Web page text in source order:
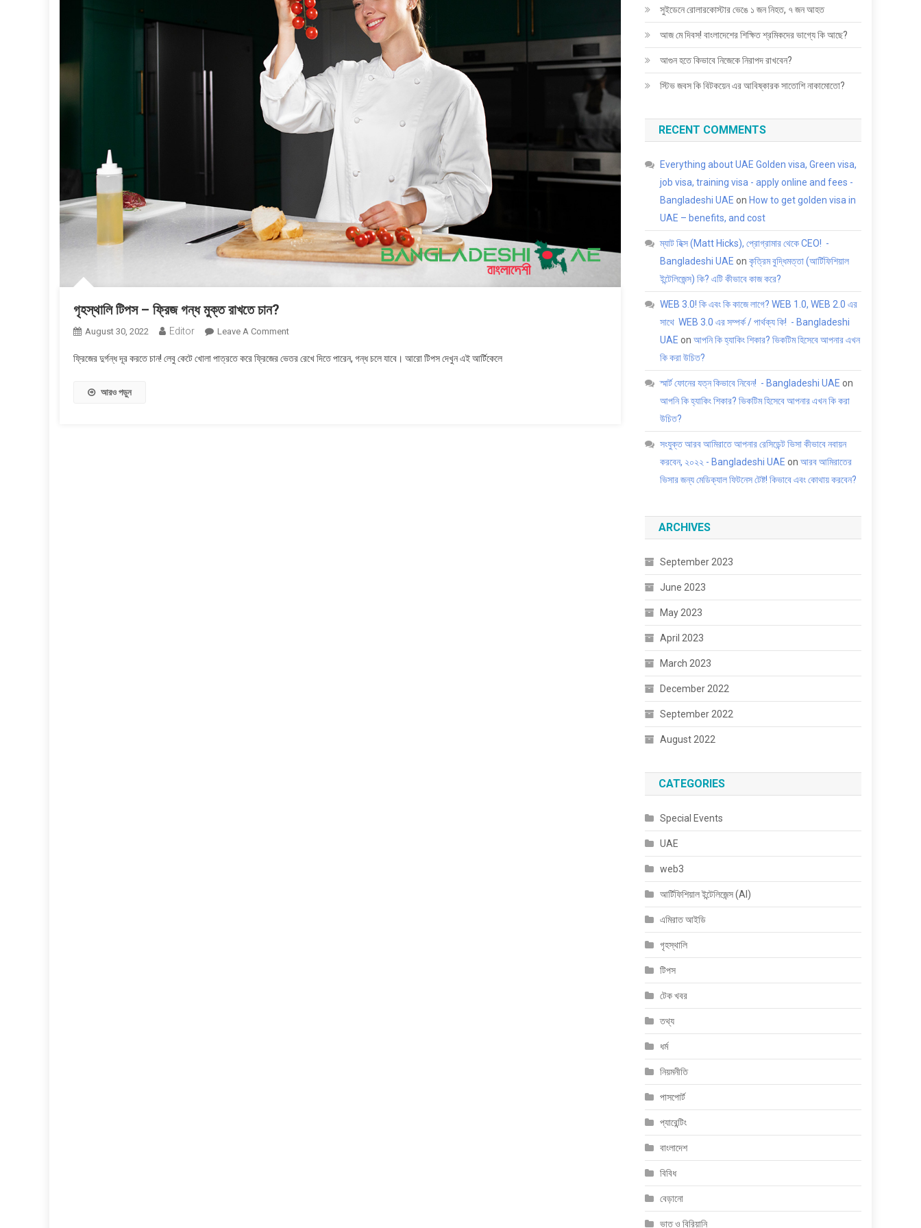
গৃহস্থালি টিপস – ফ্রিজ গন্ধ মুক্ত রাখতে চান?
August 30, 2022 Editor Leave A CommentOn
টিপস
ফ্রিজের দুর্গন্ধ দূর করতে চান! লেবু কেটে খোলা পাত্রতে করে ফ্রিজের ভেতর রেখে দিতে পারেন, গন্ধ চলে যাবে। আরো টিপস দেখুন এই আর্টিকেলে
আরও পড়ুন
সুইডেনে রোলারকোস্টার ভেঙে ১ জন নিহত, ৭ জন আহত
আজ মে দিবস! বাংলাদেশের শিক্ষিত শ্রমিকদের ভাগ্যে কি আছে?
আগুন হতে কিভাবে নিজেকে নিরাপদ রাখবেন?
স্টিভ জবস কি বিটকয়েন এর আবিষ্কারক সাতোশি নাকামোতো?
RECENT COMMENTS
Everything about UAE Golden visa, Green visa,
job visa, training visa - apply online and fees -
Bangladeshi UAE on How to get golden visa in
UAE – benefits, and cost
ম্যাট হিক্স (Matt Hicks), প্রোগ্রামার থেকে CEO! -
Bangladeshi UAE onকৃত্রিম বুদ্ধিমত্তা (আর্টিফিশিয়াল
ইন্টেলিজেন্স) কি? এটি কীভাবে কাজ করে?
WEB 3.0! কি এবং কি কাজে লাগে? WEB 1.0, WEB 2.0 এর
সাথে WEB 3.0 এর সম্পর্ক / পার্থক্য কি! - Bangladeshi
UAE onআপনি কি হ্যাকিং শিকার? ভিকটিম হিসেবে আপনার এখন
কি করা উচিত?
স্মার্ট ফোনের যত্ন কিভাবে নিবেন! - Bangladeshi UAE on
আপনি কি হ্যাকিং শিকার? ভিকটিম হিসেবে আপনার এখন কি করা
উচিত?
সংযুক্ত আরব আমিরাতে আপনার রেসিডেন্ট ভিসা কীভাবে নবায়ন
করবেন, ২০২২ - Bangladeshi UAE onআরব আমিরাতের
ভিসার জন্য মেডিক্যাল ফিটনেস টেষ্ট! কিভাবে এবং কোথায় করবেন?
ARCHIVES
September 2023
June 2023
May 2023
April 2023
March 2023
December 2022
September 2022
August 2022
CATEGORIES
Special Events
UAE
web3
আর্টিফিশিয়াল ইন্টেলিজেন্স (AI)
এমিরাত আইডি
গৃহস্থালি
টিপস
টেক খবর
তথ্য
ধর্ম
নিয়মনীতি
পাসপোর্ট
প্যারেন্টিং
বাংলাদেশ
বিবিধ
বেড়ানো
ভাত ও বিরিয়ানি